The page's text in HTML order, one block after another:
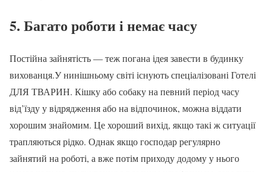
5. Багато роботи і немає часу
Постійна зайнятість — теж погана ідея завести в будинку
вихованця.У нинішньому світі існують спеціалізовані Готелі
ДЛЯ ТВАРИН. Кішку або собаку на певний період часу
від’їзду у відрядження або на відпочинок, можна віддати
хорошим знайомим. Це хороший вихід, якщо такі ж ситуації
трапляються рідко. Однак якщо господар регулярно
зайнятий на роботі, а вже потім приходу додому у нього